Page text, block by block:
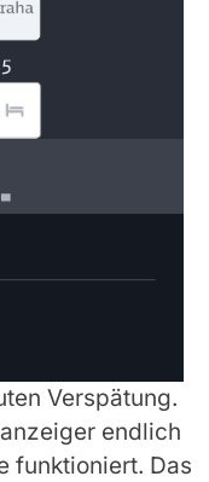
Verspätung.
endlich
funktioniert. Das